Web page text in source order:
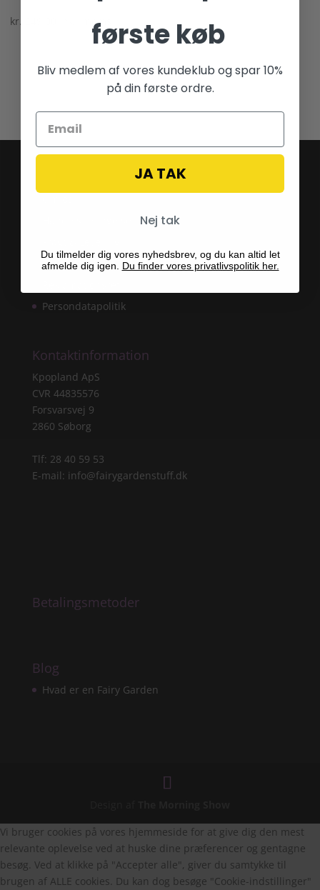
kr. inkl. moms
Returret
Persondatapolitik
Kontaktinformation
Kpopland ApS
CVR 44835576
Forsvarsvej 9
2860 Søborg
Tlf: 28 40 59 53
E-mail: info@fairygardenstuff.dk
Betalingsmetoder
Blog
Hvad er en Fairy Garden
Vi bruger cookies på vores hjemmeside for at give dig den mest
relevante oplevelse ved at huske dine præferencer og gentagne
besøg. Ved at klikke på "Accepter alle", giver du samtykke til
brugen af ALLE cookies. Du kan dog besøge "Cookie-indstillinger"
første køb
Bliv medlem af vores kundeklub og spar 10%
på din første ordre.
JA TAK
Nej tak
Du tilmelder dig vores nyhedsbrev, og du kan altid let
afmelde dig igen. Du finder vores privatlivspolitik her.